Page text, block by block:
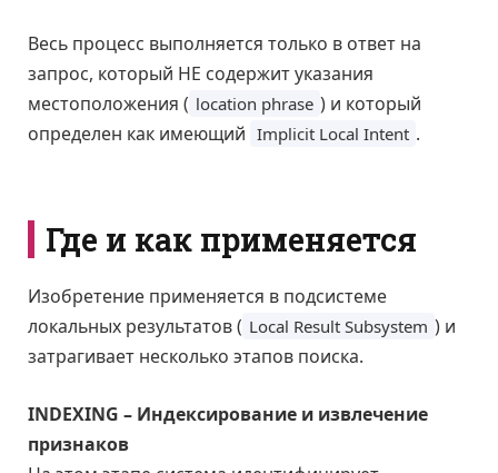
Весь процесс выполняется только в ответ на
запрос, который НЕ содержит указания
местоположения ( location phrase ) и который
определен как имеющий Implicit Local Intent .
Где и как применяется
Изобретение применяется в подсистеме
локальных результатов ( Local Result Subsystem ) и
затрагивает несколько этапов поиска.
INDEXING – Индексирование и извлечение
признаков